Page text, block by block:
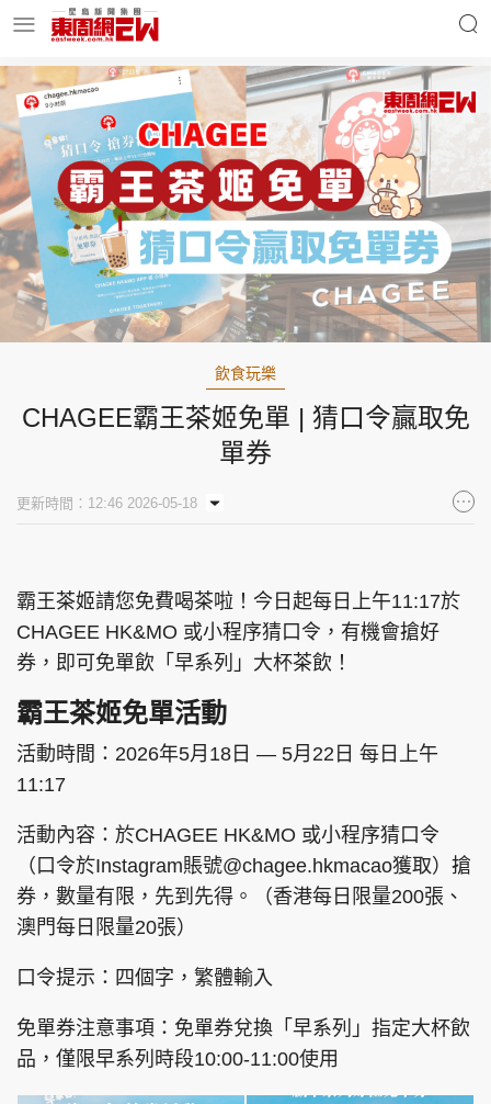
時事財經
東周Ladies 優享生活
東周食玩通 會員活動
玄學靈異 東周專欄
東周刊 cazbuyer 東Touch
PCM 電腦廣場 星島頭條 星島日報
頭條日報 星島環球 The Standard
親子王 Oh!爸媽
頭條搵工 EDUPLUS
飲食玩樂
CHAGEE霸王茶姬免單 | 猜口令贏取免
單券
更新時間：12:46 2026-05-18
霸王茶姬請您免費喝茶啦！今日起每日上午11:17於
CHAGEE HK&MO 或小程序猜口令，有機會搶好
券，即可免單飲「早系列」大杯茶飲！
霸王茶姬免單活動
活動時間：2026年5月18日 — 5月22日 每日上午
11:17
活動內容：於CHAGEE HK&MO 或小程序猜口令
（口令於Instagram賬號@chagee.hkmacao獲取）搶
券，數量有限，先到先得。（香港每日限量200張、
澳門每日限量20張）
口令提示：四個字，繁體輸入
免單券注意事項：免單券兌換「早系列」指定大杯飲
品，僅限早系列時段10:00-11:00使用